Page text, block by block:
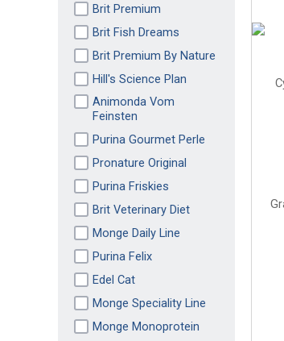
Brit Premium
Brit Fish Dreams
Brit Premium By Nature
Hill's Science Plan
Animonda Vom
Feinsten
Purina Gourmet Perle
Pronature Original
Purina Friskies
Brit Veterinary Diet
Monge Daily Line
Purina Felix
Edel Cat
Monge Speciality Line
Monge Monoprotein